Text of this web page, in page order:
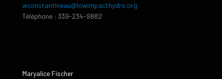
wconstantineau@lowimpacthydro.org
Téléphone : 339-234-9882
Maryalice Fischer